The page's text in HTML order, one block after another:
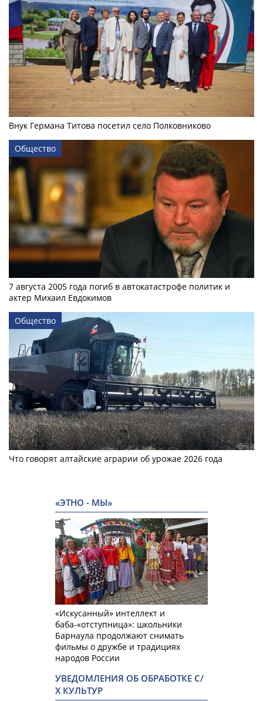
Внук Германа Титова посетил село Полковниково
Общество
7 августа 2005 года погиб в автокатастрофе политик и
актер Михаил Евдокимов
Общество
Что говорят алтайские аграрии об урожае 2026 года
«ЭТНО - МЫ»
«Искусанный» интеллект и
баба-«отступница»: школьники
Барнаула продолжают снимать
фильмы о дружбе и традициях
народов России
УВЕДОМЛЕНИЯ ОБ ОБРАБОТКЕ С/
Х КУЛЬТУР